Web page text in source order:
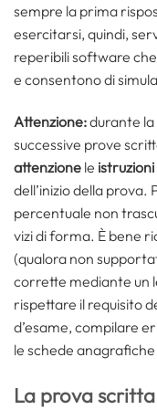
sempre la prima
esercitarsi, quindi,
reperibili software
e consentono di
Attenzione:durante la
successive prove
attenzione le istruzioni
dell’inizio della prova.
percentuale non
vizi di forma. È bene
(qualora non
corrette mediante un
rispettare il requisito
d’esame, compilare
le schede
La prova scritta